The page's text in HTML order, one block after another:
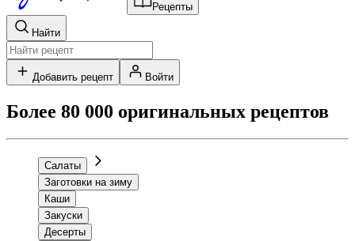
Рецепты
Найти
Добавить рецепт Войти
Более 80 000 оригинальных рецептов
Салаты
Заготовки на зиму
Каши
Закуски
Десерты